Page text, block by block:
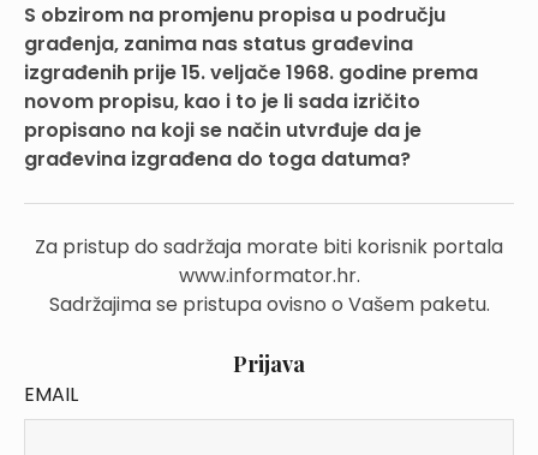
S obzirom na promjenu propisa u području
građenja, zanima nas status građevina
izgrađenih prije 15. veljače 1968. godine prema
novom propisu, kao i to je li sada izričito
propisano na koji se način utvrđuje da je
građevina izgrađena do toga datuma?
Za pristup do sadržaja morate biti korisnik portala
www.informator.hr.
Sadržajima se pristupa ovisno o Vašem paketu.
Prijava
EMAIL